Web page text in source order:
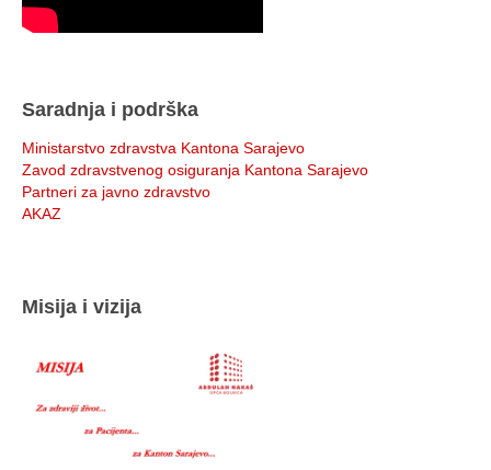
Saradnja i podrška
Ministarstvo zdravstva Kantona Sarajevo
Zavod zdravstvenog osiguranja Kantona Sarajevo
Partneri za javno zdravstvo
AKAZ
Misija i vizija